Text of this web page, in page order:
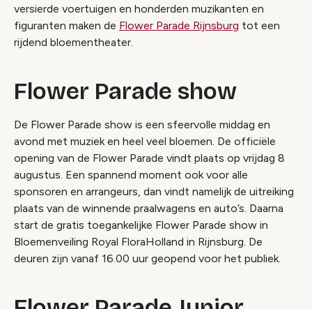
versierde voertuigen en honderden muzikanten en
figuranten maken de Flower Parade Rijnsburg tot een
rijdend bloementheater.
Flower Parade show
De Flower Parade show is een sfeervolle middag en
avond met muziek en heel veel bloemen. De officiële
opening van de Flower Parade vindt plaats op vrijdag 8
augustus. Een spannend moment ook voor alle
sponsoren en arrangeurs, dan vindt namelijk de uitreiking
plaats van de winnende praalwagens en auto’s. Daarna
start de gratis toegankelijke Flower Parade show in
Bloemenveiling Royal FloraHolland in Rijnsburg. De
deuren zijn vanaf 16.00 uur geopend voor het publiek.